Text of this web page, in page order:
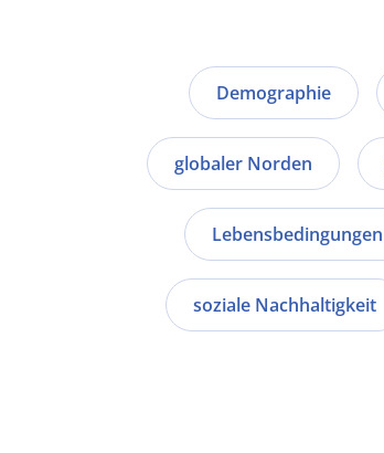
Demographie
globaler Norden
Lebensbedingungen
soziale Nachhaltigkeit